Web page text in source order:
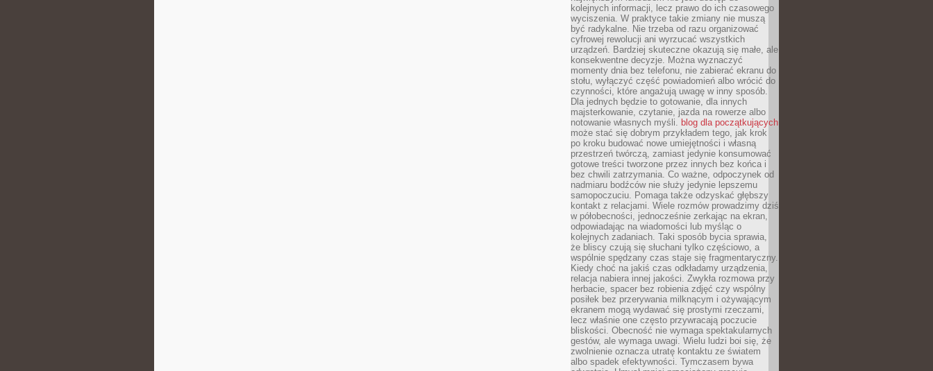
kolejnych informacji, lecz prawo do ich czasowego
wyciszenia. W praktyce takie zmiany nie muszą
być radykalne. Nie trzeba od razu organizować
cyfrowej rewolucji ani wyrzucać wszystkich
urządzeń. Bardziej skuteczne okazują się małe, ale
konsekwentne decyzje. Można wyznaczyć
momenty dnia bez telefonu, nie zabierać ekranu do
stołu, wyłączyć część powiadomień albo wrócić do
czynności, które angażują uwagę w inny sposób.
Dla jednych będzie to gotowanie, dla innych
majsterkowanie, czytanie, jazda na rowerze albo
notowanie własnych myśli. blog dla początkujących
może stać się dobrym przykładem tego, jak krok
po kroku budować nowe umiejętności i własną
przestrzeń twórczą, zamiast jedynie konsumować
gotowe treści tworzone przez innych bez końca i
bez chwili zatrzymania. Co ważne, odpoczynek od
nadmiaru bodźców nie służy jedynie lepszemu
samopoczuciu. Pomaga także odzyskać głębszy
kontakt z relacjami. Wiele rozmów prowadzimy dziś
w półobecności, jednocześnie zerkając na ekran,
odpowiadając na wiadomości lub myśląc o
kolejnych zadaniach. Taki sposób bycia sprawia,
że bliscy czują się słuchani tylko częściowo, a
wspólnie spędzany czas staje się fragmentaryczny.
Kiedy choć na jakiś czas odkładamy urządzenia,
relacja nabiera innej jakości. Zwykła rozmowa przy
herbacie, spacer bez robienia zdjęć czy wspólny
posiłek bez przerywania milknącym i ożywającym
ekranem mogą wydawać się prostymi rzeczami,
lecz właśnie one często przywracają poczucie
bliskości. Obecność nie wymaga spektakularnych
gestów, ale wymaga uwagi. Wielu ludzi boi się, że
zwolnienie oznacza utratę kontaktu ze światem
albo spadek efektywności. Tymczasem bywa